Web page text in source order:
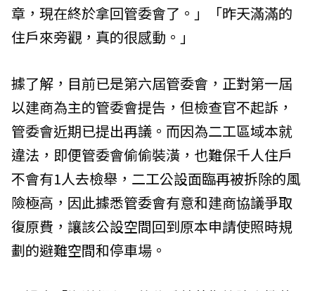
章，現在終於拿回管委會了。」「昨天滿滿的
住戶來旁觀，真的很感動。」
據了解，目前已是第六屆管委會，正對第一屆
以建商為主的管委會提告，但檢查官不起訴，
管委會近期已提出再議。而因為二工區域本就
違法，即便管委會偷偷裝潢，也難保千人住戶
不會有1人去檢舉，二工公設面臨再被拆除的風
險極高，因此據悉管委會有意和建商協議爭取
復原費，讓該公設空間回到原本申請使照時規
劃的避難空間和停車場。